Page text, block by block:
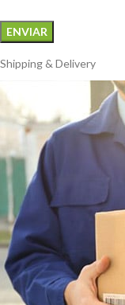
Shipping & Delivery